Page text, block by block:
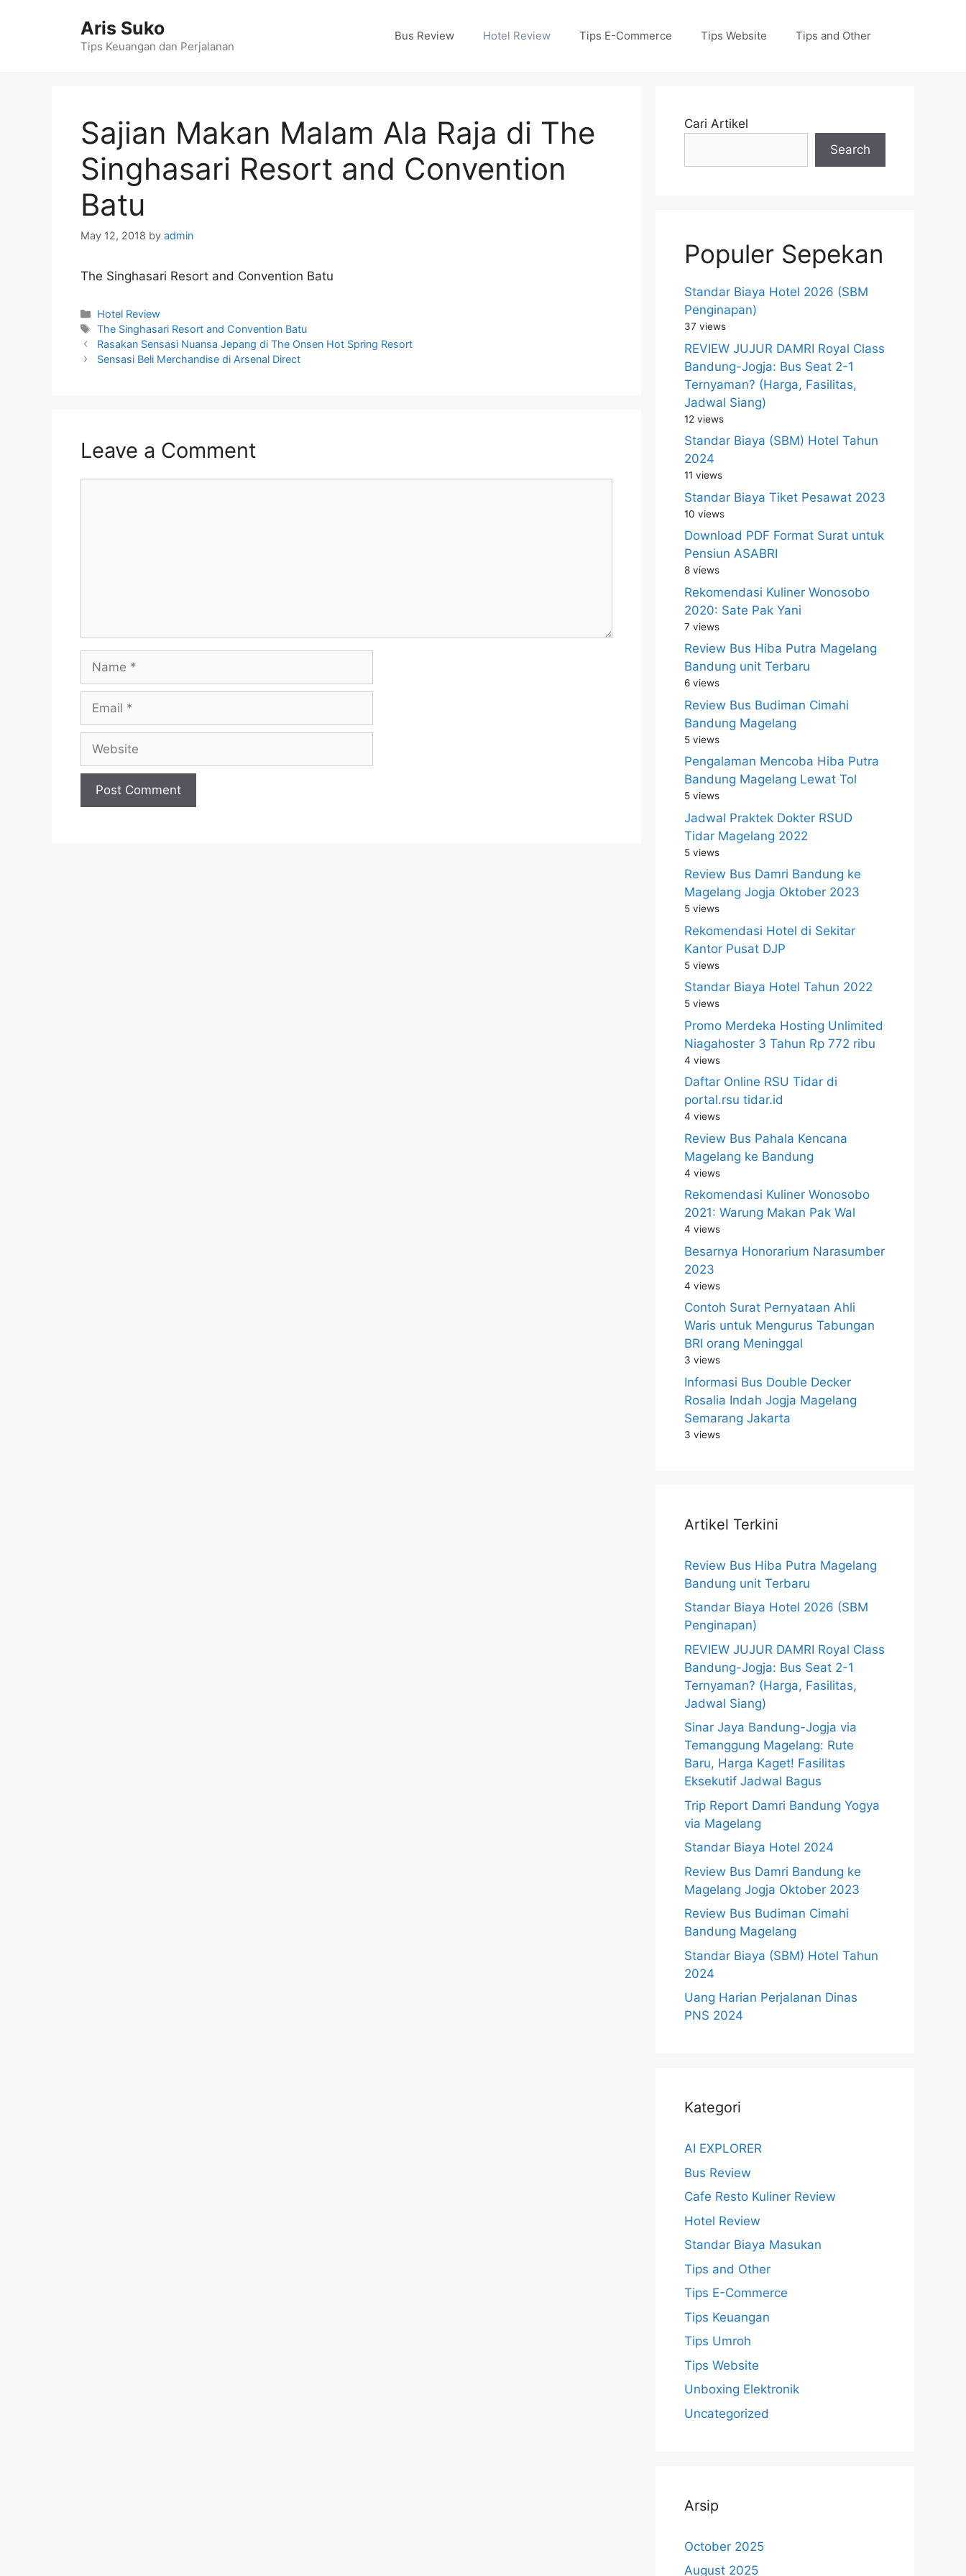
Aris Suko
Tips Keuangan dan Perjalanan
Bus Review Hotel Review Tips E-Commerce Tips Website Tips and Other
Sajian Makan Malam Ala Raja di The
Singhasari Resort and Convention
Batu
May 12, 2018 by admin
The Singhasari Resort and Convention Batu
Categories
Hotel Review
Tags
The Singhasari Resort and Convention Batu
Rasakan Sensasi Nuansa Jepang di The Onsen Hot Spring Resort
Sensasi Beli Merchandise di Arsenal Direct
Leave a Comment
Name
Email
Website
Cari Artikel
Search
Populer Sepekan
Standar Biaya Hotel 2026 (SBM
Penginapan)
37 views
REVIEW JUJUR DAMRI Royal Class
Bandung-Jogja: Bus Seat 2-1
Ternyaman? (Harga, Fasilitas,
Jadwal Siang)
12 views
Standar Biaya (SBM) Hotel Tahun
2024
11 views
Standar Biaya Tiket Pesawat 2023
10 views
Download PDF Format Surat untuk
Pensiun ASABRI
8 views
Rekomendasi Kuliner Wonosobo
2020: Sate Pak Yani
7 views
Review Bus Hiba Putra Magelang
Bandung unit Terbaru
6 views
Review Bus Budiman Cimahi
Bandung Magelang
5 views
Pengalaman Mencoba Hiba Putra
Bandung Magelang Lewat Tol
5 views
Jadwal Praktek Dokter RSUD
Tidar Magelang 2022
5 views
Review Bus Damri Bandung ke
Magelang Jogja Oktober 2023
5 views
Rekomendasi Hotel di Sekitar
Kantor Pusat DJP
5 views
Standar Biaya Hotel Tahun 2022
5 views
Promo Merdeka Hosting Unlimited
Niagahoster 3 Tahun Rp 772 ribu
4 views
Daftar Online RSU Tidar di
portal.rsu tidar.id
4 views
Review Bus Pahala Kencana
Magelang ke Bandung
4 views
Rekomendasi Kuliner Wonosobo
2021: Warung Makan Pak Wal
4 views
Besarnya Honorarium Narasumber
2023
4 views
Contoh Surat Pernyataan Ahli
Waris untuk Mengurus Tabungan
BRI orang Meninggal
3 views
Informasi Bus Double Decker
Rosalia Indah Jogja Magelang
Semarang Jakarta
3 views
Artikel Terkini
Review Bus Hiba Putra Magelang
Bandung unit Terbaru
Standar Biaya Hotel 2026 (SBM
Penginapan)
REVIEW JUJUR DAMRI Royal Class
Bandung-Jogja: Bus Seat 2-1
Ternyaman? (Harga, Fasilitas,
Jadwal Siang)
Sinar Jaya Bandung-Jogja via
Temanggung Magelang: Rute
Baru, Harga Kaget! Fasilitas
Eksekutif Jadwal Bagus
Trip Report Damri Bandung Yogya
via Magelang
Standar Biaya Hotel 2024
Review Bus Damri Bandung ke
Magelang Jogja Oktober 2023
Review Bus Budiman Cimahi
Bandung Magelang
Standar Biaya (SBM) Hotel Tahun
2024
Uang Harian Perjalanan Dinas
PNS 2024
Kategori
AI EXPLORER
Bus Review
Cafe Resto Kuliner Review
Hotel Review
Standar Biaya Masukan
Tips and Other
Tips E-Commerce
Tips Keuangan
Tips Umroh
Tips Website
Unboxing Elektronik
Uncategorized
Arsip
October 2025
August 2025